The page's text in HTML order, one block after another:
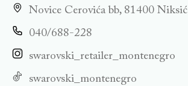
Novice Cerovića bb, 81400 Niksić
040/688-228
swarovski_retailer_montenegro
swarovski_montenegro